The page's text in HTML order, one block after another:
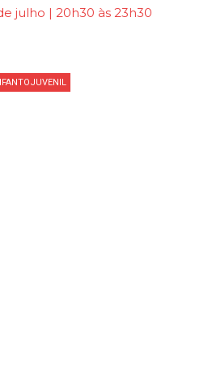
julho | 20h30 às 23h30